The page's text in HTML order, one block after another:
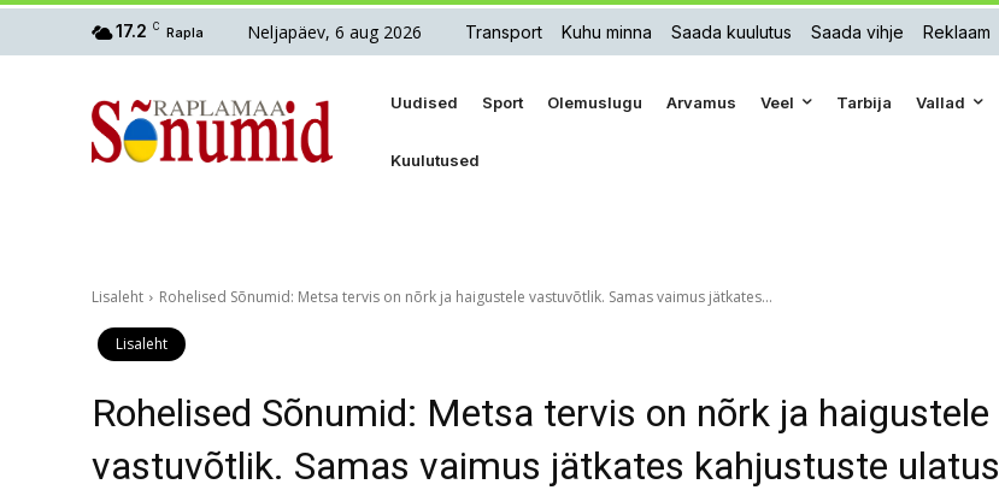
17.2 C Rapla Neljapäev, 6 aug 2026 Transport Kuhu minna Saada kuulutus Saada vihje Reklaam
Uudised Sport Olemuslugu Arvamus Veel Tarbija Vallad
Kuulutused
Lisaleht Rohelised Sõnumid: Metsa tervis on nõrk ja haigustele vastuvõtlik. Samas vaimus jätkates...
Lisaleht
Rohelised Sõnumid: Metsa tervis on nõrk ja haigustele
vastuvõtlik. Samas vaimus jätkates kahjustuste ulatus